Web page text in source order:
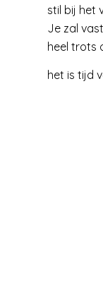
stil bij het
Je zal
heel trots
het is tijd